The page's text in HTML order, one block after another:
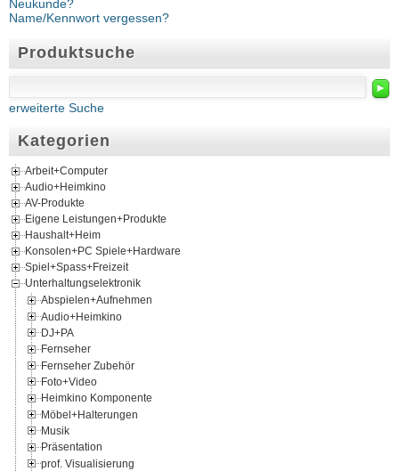
Neukunde?
Name/Kennwort vergessen?
Produktsuche
►
erweiterte Suche
Kategorien
Arbeit+Computer
Audio+Heimkino
AV-Produkte
Eigene Leistungen+Produkte
Haushalt+Heim
Konsolen+PC Spiele+Hardware
Spiel+Spass+Freizeit
Unterhaltungselektronik
Abspielen+Aufnehmen
Audio+Heimkino
DJ+PA
Fernseher
Fernseher Zubehör
Foto+Video
Heimkino Komponente
Möbel+Halterungen
Musik
Präsentation
prof. Visualisierung